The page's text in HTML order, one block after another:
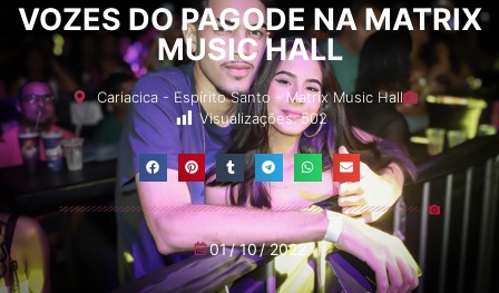
VOZES DO PAGODE NA MATRIX
MUSIC HALL
Cariacica- Espírito Santo-Matrix Music Hall
Visualizações: 502
01/ 10/ 2022